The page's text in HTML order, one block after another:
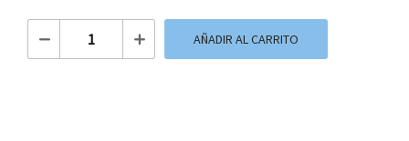
Cinta decorativa Lavanda cantidad
AÑADIR AL CARRITO